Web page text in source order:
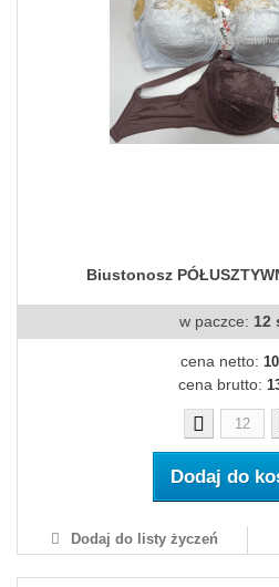
Biustonosz
w paczce: 12
cena netto:
cena brutto:
Dodaj do
Dodaj do listy życzeń